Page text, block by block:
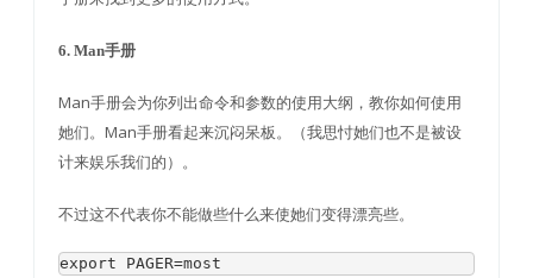
6. Man手册
Man手册会为你列出命令和参数的使用大纲，教你如何使用
她们。Man手册看起来沉闷呆板。（我思忖她们也不是被设
计来娱乐我们的）。
不过这不代表你不能做些什么来使她们变得漂亮些。
export PAGER=most